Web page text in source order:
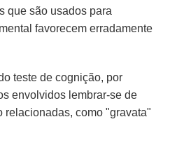
que são usados para
favorecem erradamente
teste de cognição, por
envolvidos lembrar-se de
relacionadas, como "gravata"